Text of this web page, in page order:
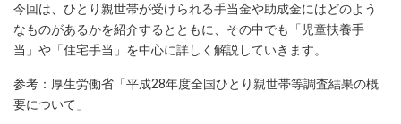
今回は、ひとり親世帯が受けられる手当金や助成金にはどのよう
なものがあるかを紹介するとともに、その中でも「児童扶養手
当」や「住宅手当」を中心に詳しく解説していきます。
参考：厚生労働省「平成28年度全国ひとり親世帯等調査結果の概
要について」